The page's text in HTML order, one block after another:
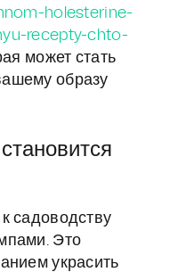
holesterine-
recepty-chto-
может стать
образу
садоводству
Это
украсить